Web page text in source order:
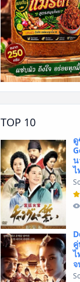
TOP 10
ดู
น
ไ
ไ
จ